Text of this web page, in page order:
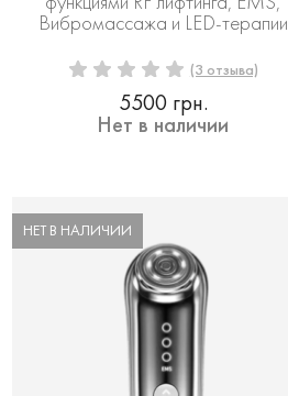
Вибромассажа и LED-терапии
(3 отзыва)
5500 грн.
Нет в наличии
НЕТ В НАЛИЧИИ